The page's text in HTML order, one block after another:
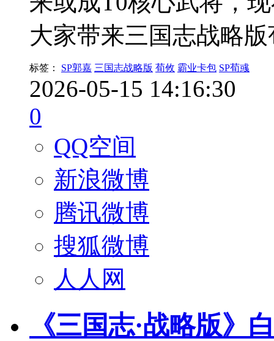
大家带来三国志战略
标签： SP郭嘉 三国志战略版 荀攸 霸业卡包 SP荀彧
2026-05-15 14:16:30
0
QQ空间
新浪微博
腾讯微博
搜狐微博
人人网
《三国志·战略版》